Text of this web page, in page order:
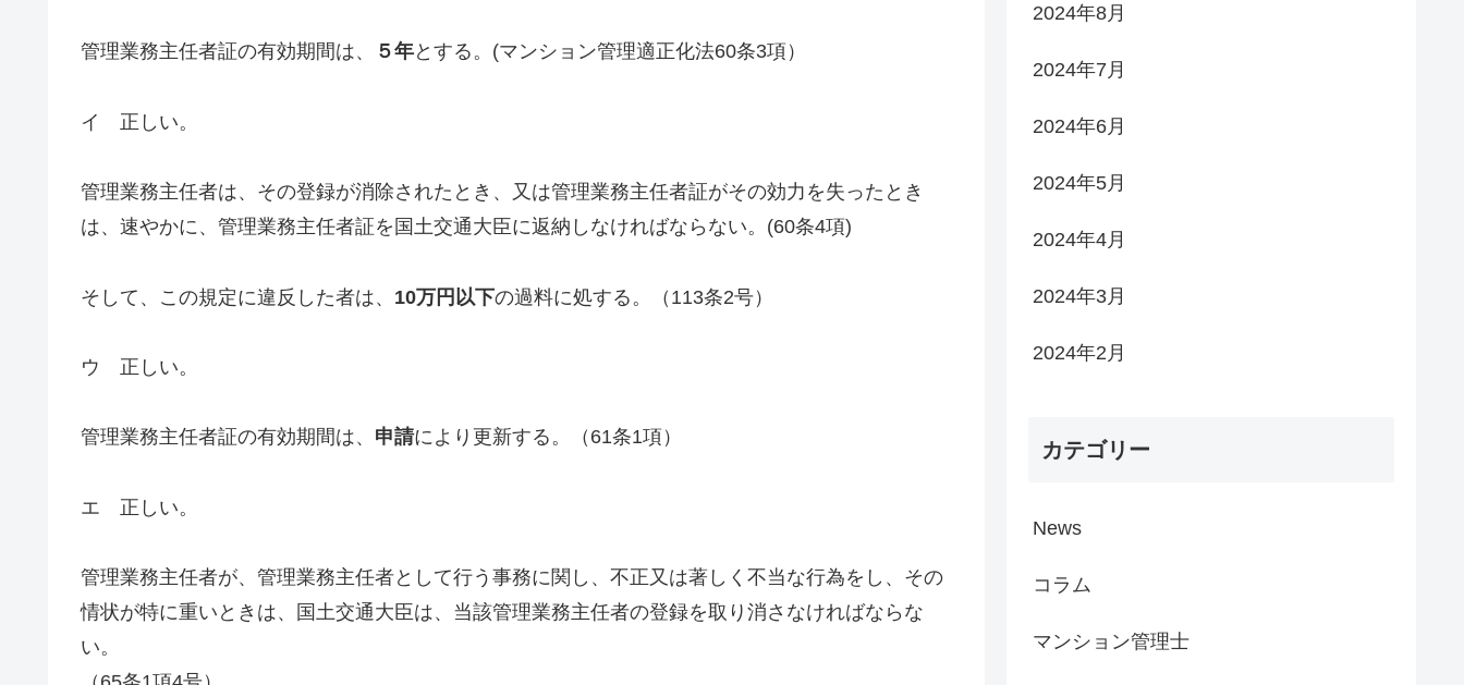
管理業務主任者証の有効期間は、 ５年とする。(マンション管理適正化法60条3項）
イ 正しい。
管理業務主任者は、その登録が消除されたとき、又は管理業務主任者証がその効力を失ったとき
は、速やかに、管理業務主任者証を国土交通大臣に返納しなければならない。(60条4項)
そして、この規定に違反した者は、 10万円以下の過料に処する。（113条2号）
ウ 正しい。
管理業務主任者証の有効期間は、 申請により更新する。（61条1項）
エ 正しい。
管理業務主任者が、管理業務主任者として行う事務に関し、不正又は著しく不当な行為をし、その
情状が特に重いときは、国土交通大臣は、当該管理業務主任者の登録を取り消さなければならな
い。
2024年8月
2024年7月
2024年6月
2024年5月
2024年4月
2024年3月
2024年2月
カテゴリー
News
コラム
マンション管理士